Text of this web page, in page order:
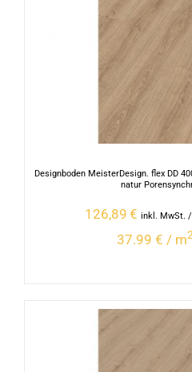
Designboden MeisterDesign. flex DD
natur
126,89 € inkl. MwSt. /
37.99 € / m